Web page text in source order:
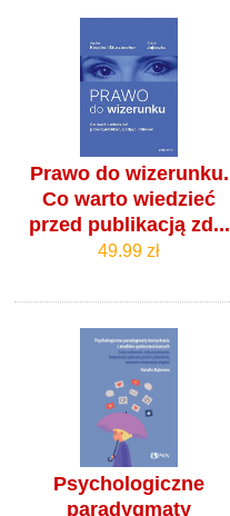
Prawo do wizerunku.
Co warto wiedzieć
przed publikacją zd...
49.99 zł
Psychologiczne
paradygmaty